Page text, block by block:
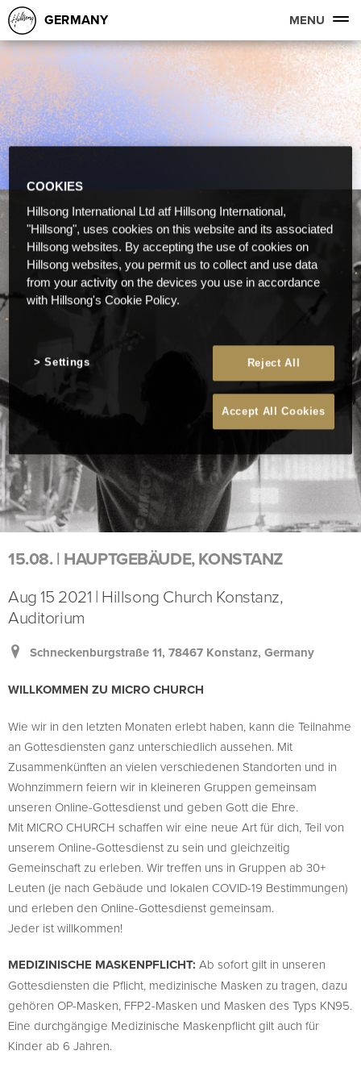
GERMANY MENU
15.08. | HAUPTGEBÄUDE, KONSTANZ
Aug 15 2021 | Hillsong Church Konstanz,
Auditorium
Schneckenburgstraße 11, 78467 Konstanz, Germany
WILLKOMMEN ZU MICRO CHURCH
Wie wir in den letzten Monaten erlebt haben, kann die Teilnahme
an Gottesdiensten ganz unterschiedlich aussehen. Mit
Zusammenkünften an vielen verschiedenen Standorten und in
Wohnzimmern feiern wir in kleineren Gruppen gemeinsam
unseren Online-Gottesdienst und geben Gott die Ehre.
Mit MICRO CHURCH schaffen wir eine neue Art für dich, Teil von
unserem Online-Gottesdienst zu sein und gleichzeitig
Gemeinschaft zu erleben. Wir treffen uns in Gruppen ab 30+
Leuten (je nach Gebäude und lokalen COVID-19 Bestimmungen)
und erleben den Online-Gottesdienst gemeinsam.
Jeder ist willkommen!
MEDIZINISCHE MASKENPFLICHT: Ab sofort gilt in unseren
Gottesdiensten die Pflicht, medizinische Masken zu tragen, dazu
gehören OP-Masken, FFP2-Masken und Masken des Typs KN95.
Eine durchgängige Medizinische Maskenpflicht gilt auch für
Kinder ab 6 Jahren.
COOKIES
Hillsong International Ltd atf Hillsong International,
"Hillsong", uses cookies on this website and its associated
Hillsong websites. By accepting the use of cookies on
Hillsong websites, you permit us to collect and use data
from your activity on the devices you use in accordance
with Hillsong's Cookie Policy.
Reject All
Accept All Cookies
Settings